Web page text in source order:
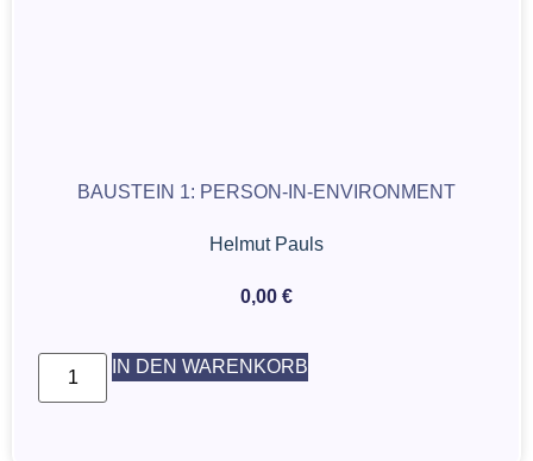
BAUSTEIN 1: PERSON-IN-ENVIRONMENT
Helmut Pauls
0,00 €
IN DEN WARENKORB